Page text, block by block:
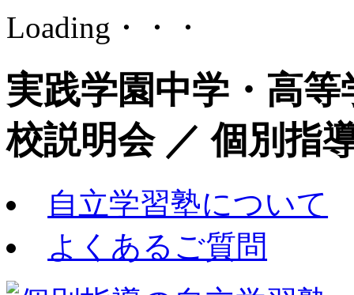
Loading・・・
実践学園中学・高
校説明会 ／ 個別指
自立学習塾について
よくあるご質問